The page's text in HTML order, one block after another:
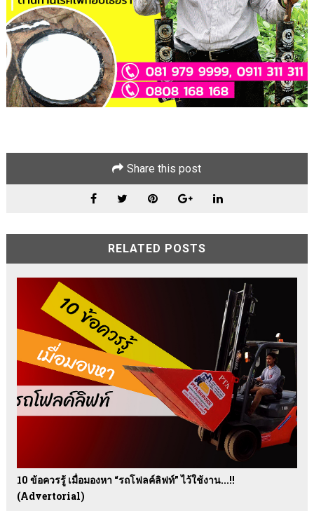
Share this post
RELATED POSTS
10 ข้อควรรู้ เมื่อมองหา “รถโฟลค์ลิฟท์” ไว้ใช้งาน...!!
(advertorial)